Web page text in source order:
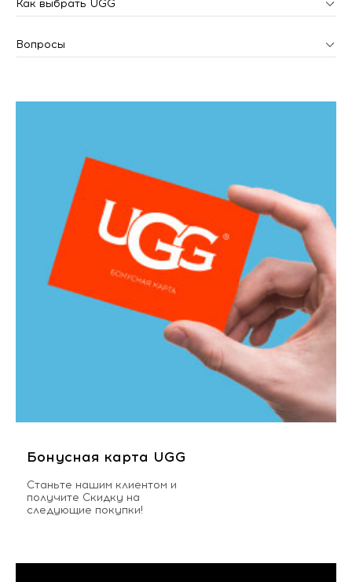
Как выбрать UGG
Вопросы
Бонусная карта UGG
Станьте нашим клиентом и
получите Скидку на
следующие покупки!